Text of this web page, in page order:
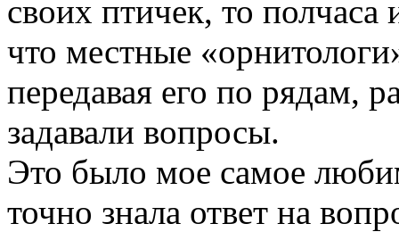
своих птичек, то полчаса
что местные
передавая его по рядам,
задавали вопросы.
Это было мое самое
точно знала ответ на